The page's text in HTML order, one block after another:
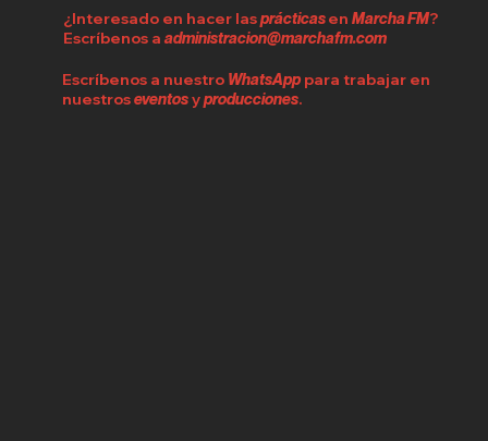
¿Interesado en hacer lasprácticasen Marcha FM?
Escríbenos a administracion@marchafm.com
Escríbenos a nuestro WhatsApp para trabajar en
nuestroseventosyproducciones.